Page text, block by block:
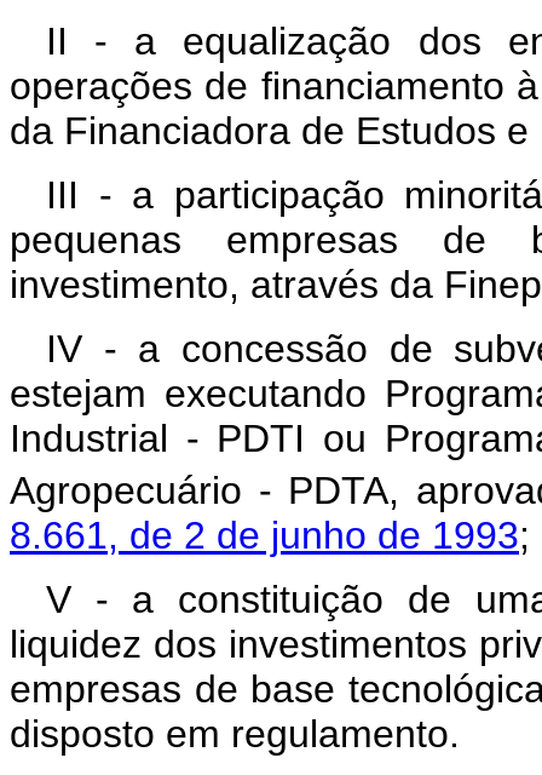
II - a equalização dos
operações de financiamento
da Financiadora de Estudos
III - a participação
pequenas empresas
investimento, através da
IV - a concessão de
estejam executando
Industrial - PDTI ou
Agropecuário - PDTA,
8.661, de 2 de junho de 1993;
V - a constituição de
liquidez dos investimentos
empresas de base
disposto em regulamento.